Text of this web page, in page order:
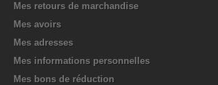
Mes retours de marchandise
Mes avoirs
Mes adresses
Mes informations personnelles
Mes bons de réduction